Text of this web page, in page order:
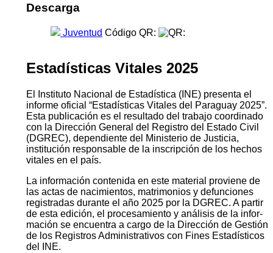
Descarga
Juventud Código QR:
Estadísticas Vitales 2025
El Instituto Nacional de Estadística (INE) presenta el
informe oficial “Estadísticas Vitales del Paraguay 2025”.
Esta publicación es el resultado del trabajo coordinado
con la Dirección General del Registro del Estado Civil
(DGREC), dependiente del Ministerio de Justicia,
institución responsable de la inscripción de los hechos
vitales en el país.
La información contenida en este material proviene de
las actas de nacimientos, matrimonios y defunciones
registradas durante el año 2025 por la DGREC. A partir
de esta edición, el procesamiento y análisis de la infor­
mación se encuentra a cargo de la Dirección de Gestión
de los Registros Administrativos con Fines Estadísticos
del INE.